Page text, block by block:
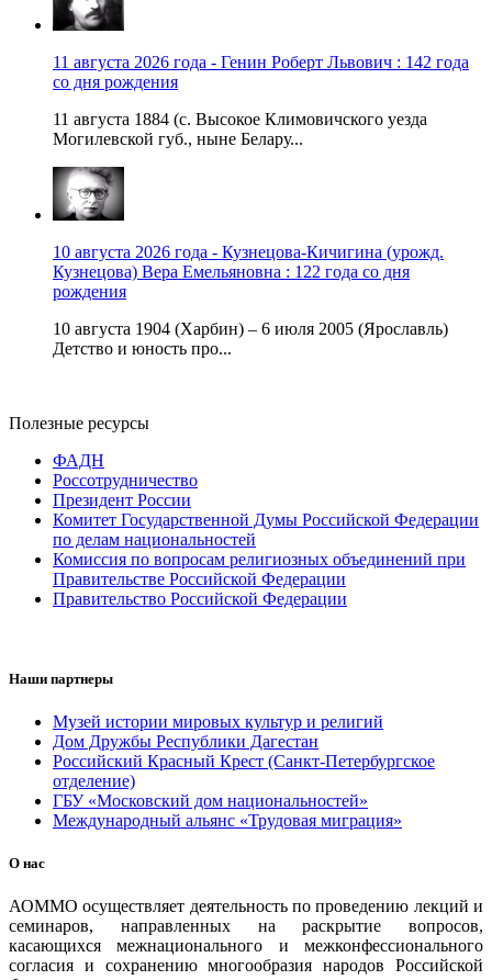
11 августа 2026 года - Генин Роберт Львович : 142 года
со дня рождения
11 августа 1884 (с. Высокое Климовичского уезда
Могилевской губ., ныне Белару...
10 августа 2026 года - Кузнецова-Кичигина (урожд.
Кузнецова) Вера Емельяновна : 122 года со дня
рождения
10 августа 1904 (Харбин) – 6 июля 2005 (Ярославль)
Детство и юность про...
Полезные ресурсы
ФАДН
Россотрудничество
Президент России
Комитет Государственной Думы Российской Федерации
по делам национальностей
Комиссия по вопросам религиозных объединений при
Правительстве Российской Федерации
Правительство Российской Федерации
Наши партнеры
Музей истории мировых культур и религий
Дом Дружбы Республики Дагестан
Российский Красный Крест (Санкт-Петербургское
отделение)
ГБУ «Московский дом национальностей»
Международный альянс «Трудовая миграция»
О нас
АОММО осуществляет деятельность по проведению лекций и
семинаров, направленных на раскрытие вопросов,
касающихся межнационального и межконфессионального
согласия и сохранению многообразия народов Российской